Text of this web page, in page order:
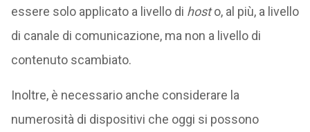
essere solo applicato a livello di hosto, al più, a livello
di canale di comunicazione, ma non a livello di
contenuto scambiato.
Inoltre, è necessario anche considerare la
numerosità di dispositivi che oggi si possono